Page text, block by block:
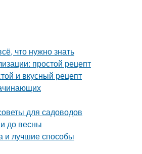
что нужно знать
простой рецепт
и вкусный рецепт
для садоводов
до весны
и лучшие способы